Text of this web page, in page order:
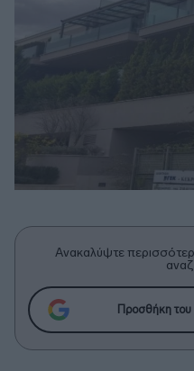
Ανακαλύψτε
Προσθήκη